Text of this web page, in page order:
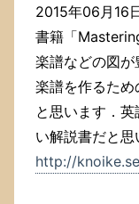
2015年06月16
書籍「
楽譜などの図
楽譜を作るた
と思います．
い解説書だと思
http://